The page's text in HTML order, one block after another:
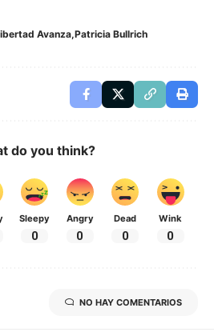
Avanza Patricia Bullrich
do you think?
Sleepy
0
Angry
0
Dead
0
Wink
0
NO HAY COMENTARIOS